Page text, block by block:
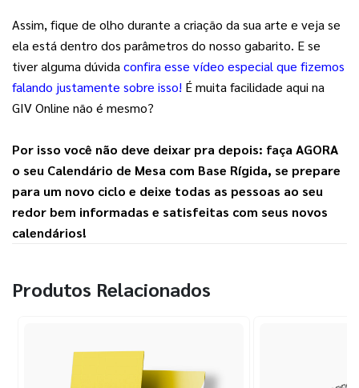
Assim, fique de olho durante a criação da sua arte e veja se
ela está dentro dos parâmetros do nosso gabarito. E se
tiver alguma dúvida confira esse vídeo especial que fizemos
falando justamente sobre isso! É muita facilidade aqui na
GIV Online não é mesmo?
Por isso você não deve deixar pra depois: faça AGORA
o seu Calendário de Mesa com Base Rígida, se prepare
para um novo ciclo e deixe todas as pessoas ao seu
redor bem informadas e satisfeitas com seus novos
calendários!
Produtos Relacionados